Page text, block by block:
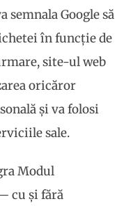
semnala Google să
în funcție de
site-ul web
oricăror
și va folosi
sale.
Modul
cu și fără